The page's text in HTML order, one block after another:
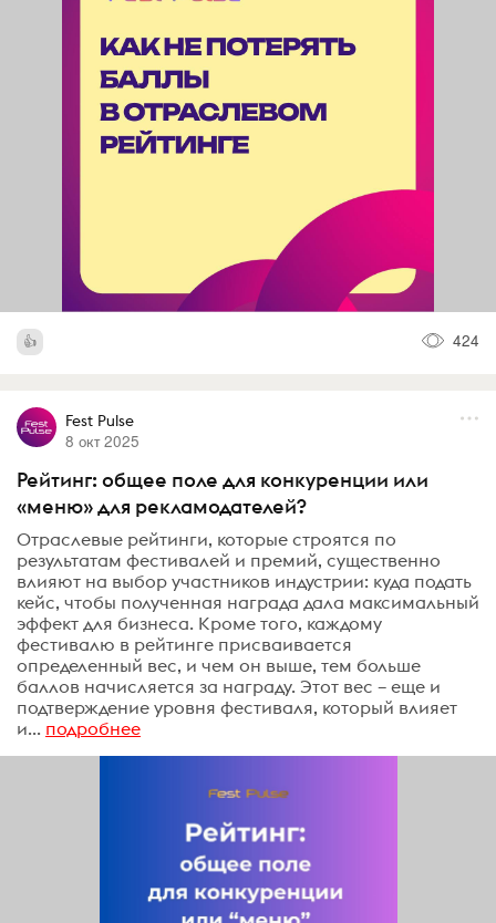
424
Fest Pulse
8 окт 2025
Рейтинг: общее поле для конкуренции или
«меню» для рекламодателей?
Отраслевые рейтинги, которые строятся по
результатам фестивалей и премий, существенно
влияют на выбор участников индустрии: куда подать
кейс, чтобы полученная награда дала максимальный
эффект для бизнеса. Кроме того, каждому
фестивалю в рейтинге присваивается
определенный вес, и чем он выше, тем больше
баллов начисляется за награду. Этот вес – еще и
подтверждение уровня фестиваля, который влияет
и... подробнее